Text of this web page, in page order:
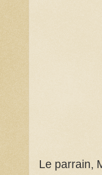
Le parrain,